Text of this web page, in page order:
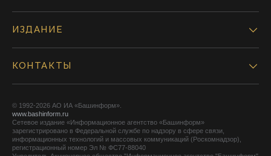
ИЗДАНИЕ
КОНТАКТЫ
© 1992-2026 АО ИА «Башинформ».
www.bashinform.ru
Сетевое издание «Информационное агентство «Башинформ»
зарегистрировано в Федеральной службе по надзору в сфере связи,
информационных технологий и массовых коммуникаций (Роскомнадзор),
регистрационный номер Эл № ФС77-88040